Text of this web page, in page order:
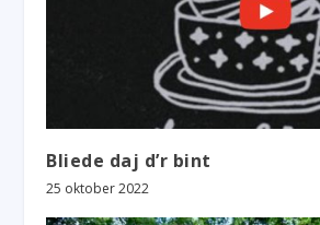
Bliede daj d’r bint
25 oktober 2022